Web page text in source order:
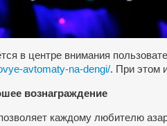
в центре внимания
avtomaty-na-dengi/. При этом
вознаграждение
каждому любителю